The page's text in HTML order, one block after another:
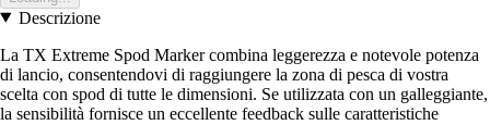
Descrizione
La TX Extreme Spod Marker combina leggerezza e notevole potenza
di lancio, consentendovi di raggiungere la zona di pesca di vostra
scelta con spod di tutte le dimensioni. Se utilizzata con un galleggiante,
la sensibilità fornisce un eccellente feedback sulle caratteristiche